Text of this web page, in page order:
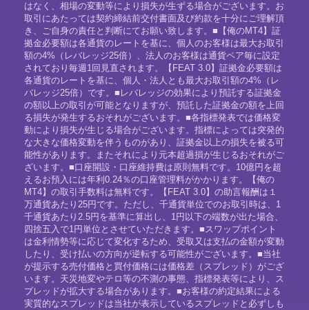
はなく、相場の変動等により損失が生ずる場合がございます。お
取引にあたっては契約締結前交付書面及び約款を十分にご理解頂
き、ご自身の責任と判断にてお願い致します。■【俺のMT4】証
拠金必要額は各通貨のレートを基に、個人のお客様は最大お取引
額の4%（レバレッジ25倍）、法人のお客様は通貨ペア毎に設定
されており毎週1回見直されます。【FEAT 3.0】証拠金必要額は
各通貨のレートを基に、個人・法人とも最大お取引額の4%（レ
バレッジ25倍）です。■レバレッジの効果により預託する証拠金
の額以上の取引が可能となりますが、預託した証拠金の額を上回
る損失が発生するおそれがございます。■各指標発表では価格変
動により損失が生じる場合がございます。指標によっては突発的
な大きな価格変動を伴うものがあり、証拠金以上の損失を被る可
能性があります。またそれにより元本超過損が生じるおそれがご
ざいます。■口座開設・口座維持費は原則無料です。10億円を超
えるお預入には年利0.24％の口座管理料がかかります。【俺の
MT4】の取引手数料は無料です。【FEAT 3.0】の助言報酬は１
万通貨あたり25円です。ただし、千通貨単位でのお取引時は、1
千通貨あたり2.5円を基準に算出し、1円以下の端数が出た場合、
四捨五入で1円単位とさせていただきます。■スワップポイント
は金利情勢等に応じて変化するため、受取又は支払の金額が変動
したり、受け払いの方向が逆転する可能性がございます。■当社
が提示する売付価格と買付価格には価格差（スプレッド）がござ
います。天災地変やテロ等の不測の事態、指標発表等により、ス
プレッドが拡大する場合があります。■お客様の約定結果による
実質的なスプレッドは当社が表示しているスプレッドと必ずしも